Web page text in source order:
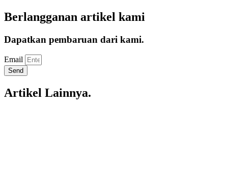
Berlangganan artikel kami
Dapatkan pembaruan dari kami.
Email
Send
Artikel Lainnya.